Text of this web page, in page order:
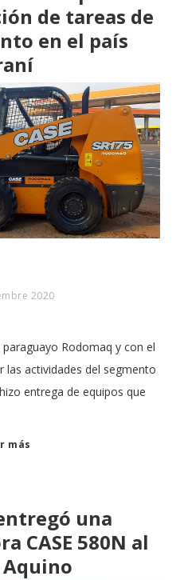
de tareas de
en el país
2020
Rodomaq y con el
actividades del segmento
entrega de equipos que
más
una
CASE 580N al